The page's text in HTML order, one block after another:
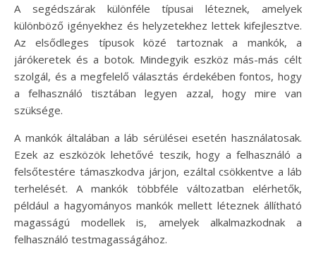
A segédszárak különféle típusai léteznek, amelyek
különböző igényekhez és helyzetekhez lettek kifejlesztve.
Az elsődleges típusok közé tartoznak a mankók, a
járókeretek és a botok. Mindegyik eszköz más-más célt
szolgál, és a megfelelő választás érdekében fontos, hogy
a felhasználó tisztában legyen azzal, hogy mire van
szüksége.
A mankók általában a láb sérülései esetén használatosak.
Ezek az eszközök lehetővé teszik, hogy a felhasználó a
felsőtestére támaszkodva járjon, ezáltal csökkentve a láb
terhelését. A mankók többféle változatban elérhetők,
például a hagyományos mankók mellett léteznek állítható
magasságú modellek is, amelyek alkalmazkodnak a
felhasználó testmagasságához.